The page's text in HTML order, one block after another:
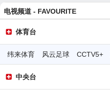
电视频道 - FAVOURITE
体育台
纬来体育 风云足球 CCTV5+
中央台